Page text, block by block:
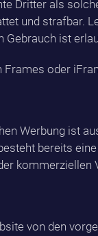
Dritter als
und strafbar.
Gebrauch ist
oder
Werbung ist
bereits
kommerziellen
von den